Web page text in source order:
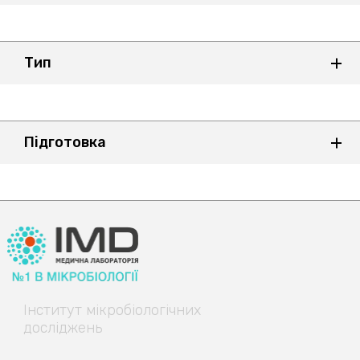
Тип
Підготовка
Інститут мікробіологічних
досліджень